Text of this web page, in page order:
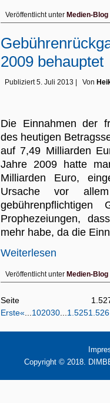
Veröffentlicht unter Medien-Blog
2009 behauptet
Publiziert 5. Juli 2013 Von
Die Einnahmen der
des heutigen
auf 7,49 Milliarden
Jahre 2009 hatte
Milliarden Euro,
Ursache vor
Prophezeiungen,
mehr habe, da die
Weiterlesen
Veröffentlicht unter Medien-Blog
Seite
Erste« 102030 1.5251.526
Copyright © 2018.